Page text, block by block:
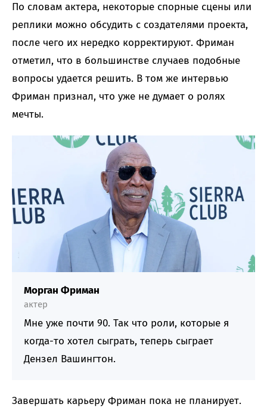
По словам актера, некоторые спорные сцены или
реплики можно обсудить с создателями проекта,
после чего их нередко корректируют. Фриман
отметил, что в большинстве случаев подобные
вопросы удается решить. В том же интервью
Фриман признал, что уже не думает о ролях
мечты.
Морган Фриман
актер
Мне уже почти 90. Так что роли, которые я
когда-то хотел сыграть, теперь сыграет
Дензел Вашингтон.
Завершать карьеру Фриман пока не планирует.